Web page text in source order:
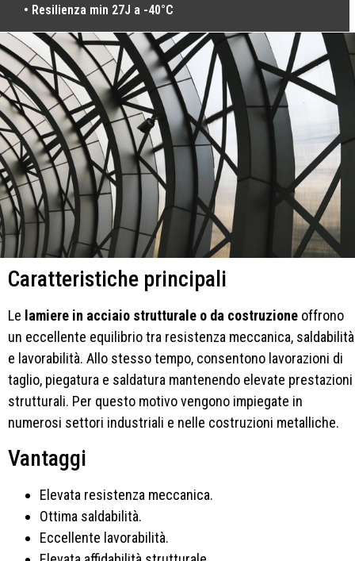
• Resilienza min 27J a -40°C
Caratteristiche principali
Le lamiere in acciaio strutturale o da costruzione offrono
un eccellente equilibrio tra resistenza meccanica, saldabilità
e lavorabilità. Allo stesso tempo, consentono lavorazioni di
taglio, piegatura e saldatura mantenendo elevate prestazioni
strutturali. Per questo motivo vengono impiegate in
numerosi settori industriali e nelle costruzioni metalliche.
Vantaggi
Elevata resistenza meccanica.
Ottima saldabilità.
Eccellente lavorabilità.